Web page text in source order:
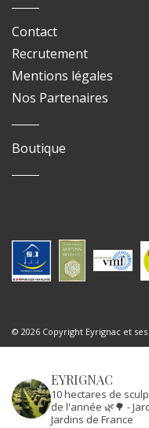
Contact
Recrutement
Mentions légales
Nos Partenaires
Boutique
© 2026 Copyright Eyrignac et
EYRIGNAC
10 hectares de
de l'année 🌿🌳 -
Jardins de France